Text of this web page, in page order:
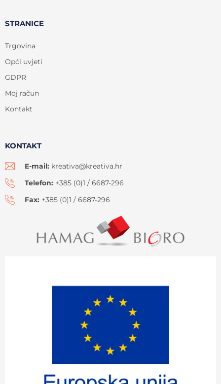
STRANICE
Trgovina
Opći uvjeti
GDPR
Moj račun
Kontakt
KONTAKT
E-mail: kreativa@kreativa.hr
Telefon: +385 (0)1 / 6687-296
Fax: +385 (0)1 / 6687-296